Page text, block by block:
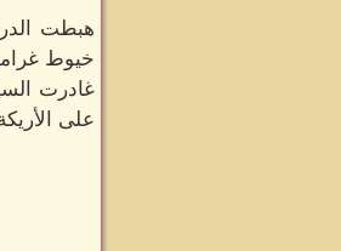
هبطت
خيوط
غادرت
على